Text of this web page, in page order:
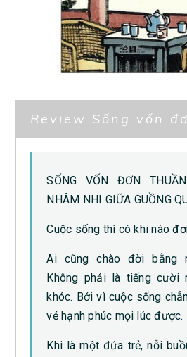
Review Sống vốn
SỐNG VỐN ĐƠN
NHÂM NHI GIỮA GUỒNG
Cuộc sống thì có khi nào
Ai cũng chào đời bằng
Không phải là tiếng cười
khóc. Bởi vì cuộc sống
vẻ hạnh phúc mọi lúc được.
Khi là một đứa trẻ, nỗi